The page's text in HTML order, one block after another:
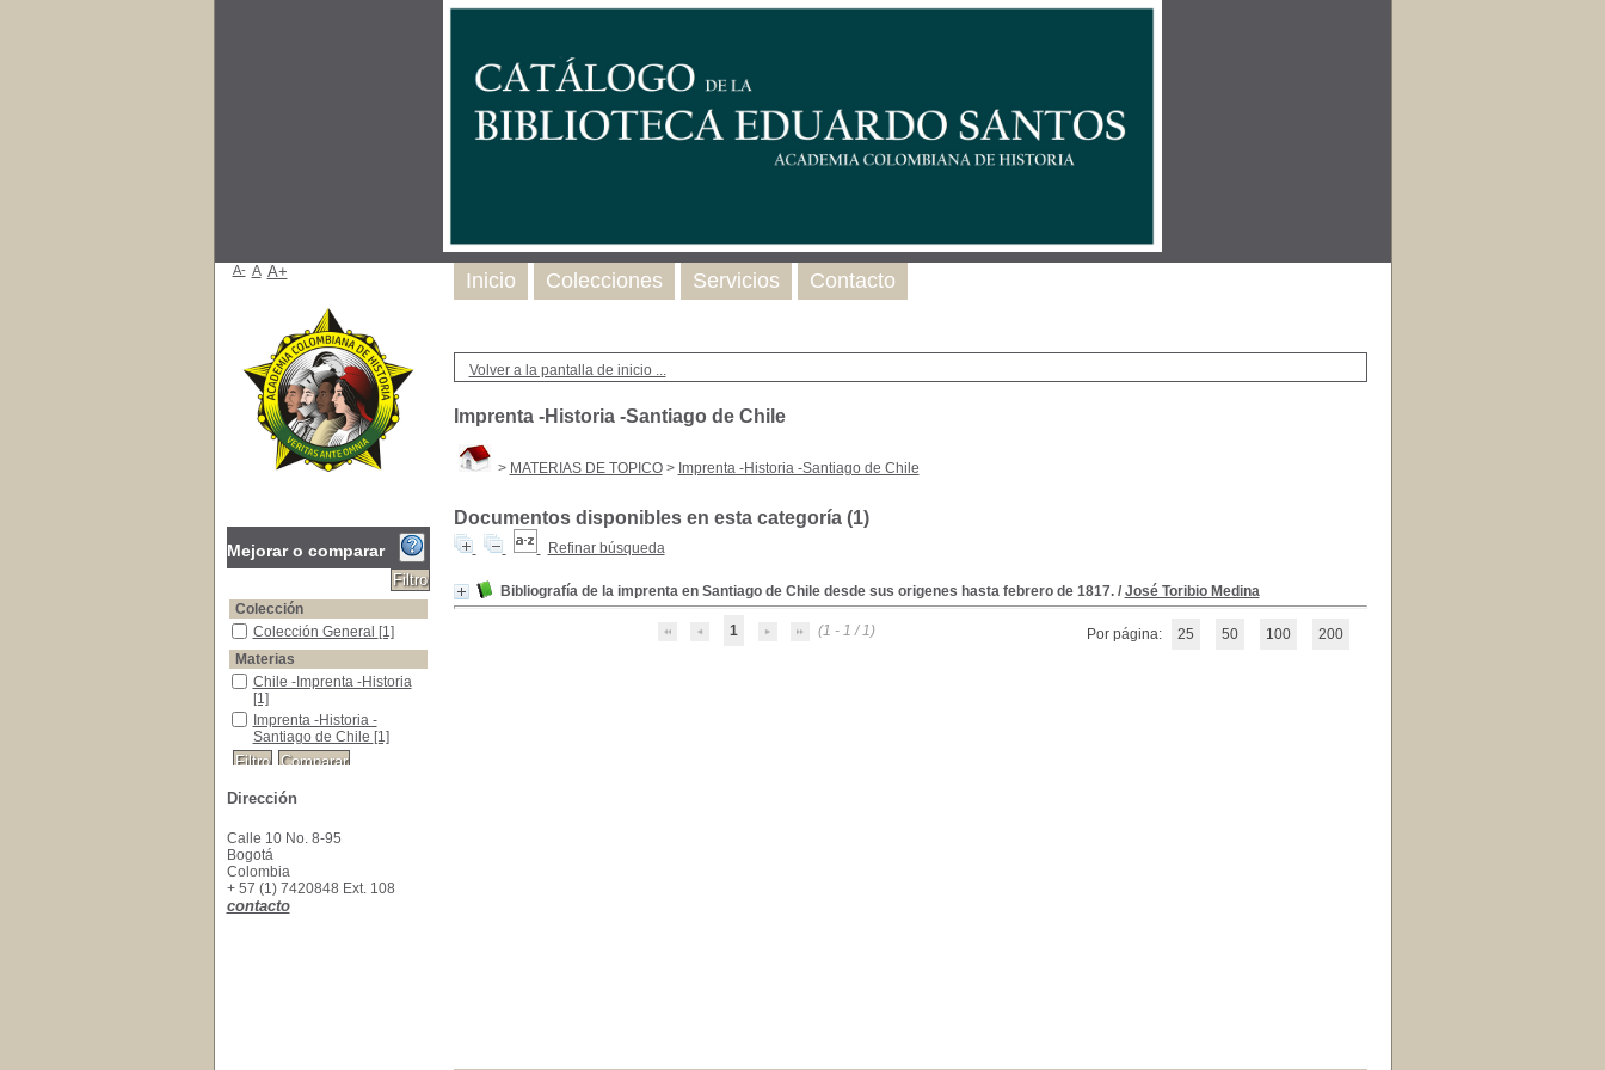
Volver a la pantalla de inicio ...
Imprenta -Historia -Santiago de Chile
> MATERIAS DE TOPICO> Imprenta -Historia -Santiago de Chile
Documentos disponibles en esta categoría (1)
Refinar búsqueda
Bibliografía de la imprenta en Santiago de Chile desde sus origenes hasta febrero de 1817./ José Toribio Medina
1 (1 - 1 / 1) Por página: 25 50 100 200
Inicio Colecciones Servicios Contacto
A- A A+
Mejorar o comparar
Colección
Colección General
Colección General [1]
Materias
Chile -Imprenta -Historia
Chile -Imprenta -Historia
[1]
Imprenta -Historia -Santiago de Chile
Imprenta -Historia -
Santiago de Chile [1]
Dirección
Calle 10 No. 8-95
Bogotá
Colombia
+ 57 (1) 7420848 Ext. 108
contacto